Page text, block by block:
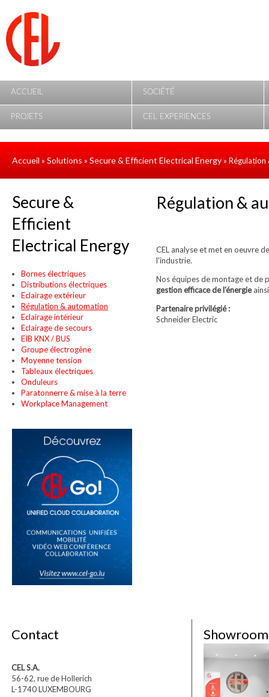
ACCUEIL SOCIÉTÉ
PROJETS CEL EXPERIENCES
Accueil » Solutions » Secure & Efficient Electrical Energy »
Régulation &
CEL analyse et met en oeuvre
l'industrie.
Nos équipes de montage et de
gestion efficace de l'énergie
Partenaire privilégié :
Schneider Electric
Secure &
Efficient
Electrical Energy
Bornes électriques
Distributions électriques
Eclairage extérieur
Régulation & automation
Eclairage intérieur
Eclairage de secours
EIB KNX / BUS
Groupe électrogène
Moyenne tension
Tableaux électriques
Onduleurs
Paratonnerre & mise à la terre
Workplace Management
Contact
CEL S.A.
56-62, rue de Hollerich
L-1740 LUXEMBOURG
Showroom